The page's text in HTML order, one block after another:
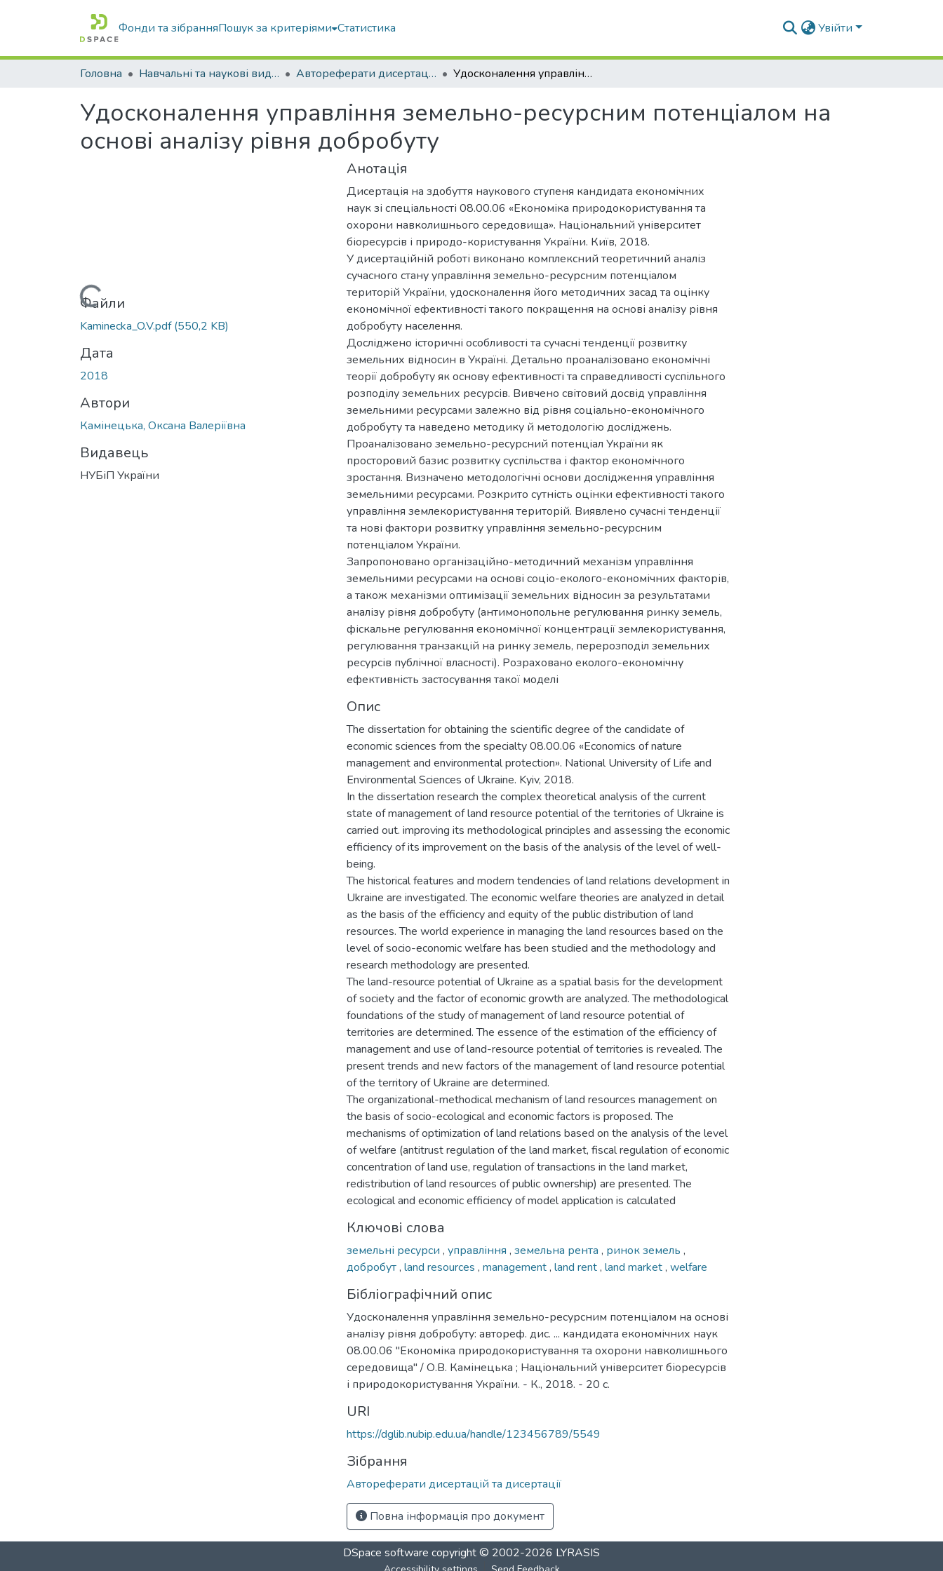
Фонди та зібранняПошук за критеріями Статистика Увійти
Головна Навчальні та наукові видання Автореферати дисертацій та дисертації Удосконалення управління земельно-ресурсним потенціалом на основі аналізу рівня добробуту
Удосконалення управління земельно-ресурсним потенціалом на
основі аналізу рівня добробуту
Вантажиться...
Файли
Kaminecka_O.V.pdf(550,2 KB)
Дата
2018
Автори
Камінецька, Оксана Валеріївна
Видавець
НУБіП України
Анотація
Дисертація на здобуття наукового ступеня кандидата економічних
наук зі спеціальності 08.00.06 «Економіка природокористування та
охорони навколишнього середовища». Національний університет
біоресурсів і природо-користування України. Київ, 2018.
У дисертаційній роботі виконано комплексний теоретичний аналіз
сучасного стану управління земельно-ресурсним потенціалом
територій України, удосконалення його методичних засад та оцінку
економічної ефективності такого покращення на основі аналізу рівня
добробуту населення.
Досліджено історичні особливості та сучасні тенденції розвитку
земельних відносин в Україні. Детально проаналізовано економічні
теорії добробуту як основу ефективності та справедливості суспільного
розподілу земельних ресурсів. Вивчено світовий досвід управління
земельними ресурсами залежно від рівня соціально-економічного
добробуту та наведено методику й методологію досліджень.
Проаналізовано земельно-ресурсний потенціал України як
просторовий базис розвитку суспільства і фактор економічного
зростання. Визначено методологічні основи дослідження управління
земельними ресурсами. Розкрито сутність оцінки ефективності такого
управління землекористування територій. Виявлено сучасні тенденції
та нові фактори розвитку управління земельно-ресурсним
потенціалом України.
Запропоновано організаційно-методичний механізм управління
земельними ресурсами на основі соціо-еколого-економічних факторів,
а також механізми оптимізації земельних відносин за результатами
аналізу рівня добробуту (антимонопольне регулювання ринку земель,
фіскальне регулювання економічної концентрації землекористування,
регулювання транзакцій на ринку земель, перерозподіл земельних
ресурсів публічної власності). Розраховано еколого-економічну
ефективність застосування такої моделі
Опис
The dissertation for obtaining the scientific degree of the candidate of
economic sciences from the specialty 08.00.06 «Economics of nature
management and environmental protection». National University of Life and
Environmental Sciences of Ukraine. Kyiv, 2018.
In the dissertation research the complex theoretical analysis of the current
state of management of land resource potential of the territories of Ukraine is
carried out. improving its methodological principles and assessing the economic
efficiency of its improvement on the basis of the analysis of the level of well-
being.
The historical features and modern tendencies of land relations development in
Ukraine are investigated. The economic welfare theories are analyzed in detail
as the basis of the efficiency and equity of the public distribution of land
resources. The world experience in managing the land resources based on the
level of socio-economic welfare has been studied and the methodology and
research methodology are presented.
The land-resource potential of Ukraine as a spatial basis for the development
of society and the factor of economic growth are analyzed. The methodological
foundations of the study of management of land resource potential of
territories are determined. The essence of the estimation of the efficiency of
management and use of land-resource potential of territories is revealed. The
present trends and new factors of the management of land resource potential
of the territory of Ukraine are determined.
The organizational-methodical mechanism of land resources management on
the basis of socio-ecological and economic factors is proposed. The
mechanisms of optimization of land relations based on the analysis of the level
of welfare (antitrust regulation of the land market, fiscal regulation of economic
concentration of land use, regulation of transactions in the land market,
redistribution of land resources of public ownership) are presented. The
ecological and economic efficiency of model application is calculated
Ключові слова
земельні ресурси , управління , земельна рента , ринок земель ,
добробут, land resources , management, land rent, land market, welfare
Бібліографічний опис
Удосконалення управління земельно-ресурсним потенціалом на основі
аналізу рівня добробуту: автореф. дис. ... кандидата економічних наук
08.00.06 "Економіка природокористування та охорони навколишнього
середовища" / О.В. Камінецька ; Національний університет біоресурсів
і природокористування України. - К., 2018. - 20 с.
URI
https://dglib.nubip.edu.ua/handle/123456789/5549
Зібрання
Автореферати дисертацій та дисертації
Повна інформація про документ
DSpace software copyright © 2002-2026 LYRASIS